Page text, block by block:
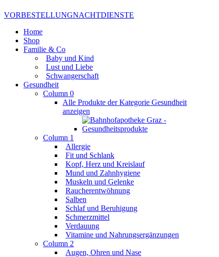
VORBESTELLUNGNACHTDIENSTE
Home
Shop
Familie & Co
Baby und Kind
Lust und Liebe
Schwangerschaft
Gesundheit
Column 0
Alle Produkte der Kategorie Gesundheit
anzeigen
Column 1
Allergie
Fit und Schlank
Kopf, Herz und Kreislauf
Mund und Zahnhygiene
Muskeln und Gelenke
Raucherentwöhnung
Salben
Schlaf und Beruhigung
Schmerzmittel
Verdauung
Vitamine und Nahrungsergänzungen
Column 2
Augen, Ohren und Nase